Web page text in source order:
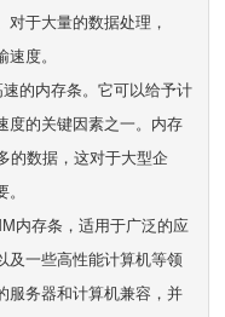
于大量的数据处理，
度。
的内存条。它可以给予计
度的关键因素之一。内存
的数据，这对于大型企
内存条，适用于广泛的应
及一些高性能计算机等领
服务器和计算机兼容，并